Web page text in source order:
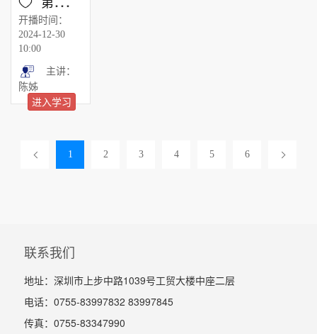
第四期：模型计算结果的查看及指标控制
开播时间：
2024-12-30
10:00
主讲：
陈姊
进入学习
1 2 3 4 5 6
联系我们
地址：深圳市上步中路1039号工贸大楼中座二层
电话：0755-83997832 83997845
传真：0755-83347990